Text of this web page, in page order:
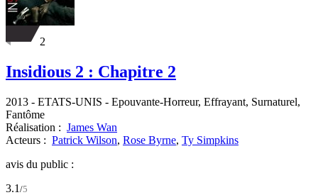
2
Insidious 2 : Chapitre 2
2013 - ETATS-UNIS - Epouvante-Horreur, Effrayant, Surnaturel,
Fantôme
Réalisation : James Wan
Acteurs : Patrick Wilson, Rose Byrne, Ty Simpkins
avis du public :
3.1 /5